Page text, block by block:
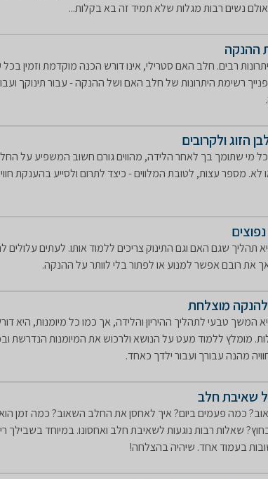
אולם נשים רבות מגלות שלא תמיד זה בא בקלות...
ההנקה
רבים. חלב האם סטרילי, אינו דורש הכנה מוקדמת וזמין
רשימת היתרונות של חלב האם ושל ההנקה - עבור תינוקך
הזוג ולקרובים
וכל מי שתומך בך לאחר הלידה, מהווים גורם חשוב המשפיע על
לא. מספר עצות, לטובת המלווים - כיצד לתרום ולסייע בהענקת
תהליך שגם האם וגם התינוק צריכים ללמוד אותו. לעתים עלולים
את רובם אפשר למנוע או לפתור בלי לוותר על ההנקה.
מוצלחת
המשך טבעי לתהליך ההיריון והלידה, אך כמו כל מיומנות, היא
מומלץ ללמוד מעט על הנושא ולרכוש את המיומנות הנדרשת
מהנה עבורך ועבור ילדך כאחד.
שאיבת חלב
כמה פעמים ביום? איך לאחסן את החלב השאוב? כמה זמן הוא
שאלות רבות נוגעות לשאיבת חלב ואחסונו. במיוחד בשבילך
בעמוד אחד. שיהיה בהצלחה!